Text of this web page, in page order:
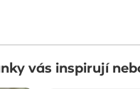
vás inspirují